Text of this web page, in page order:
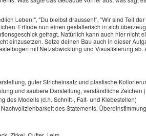
Leben!", "Du bleibst draussen!", "Wir sind Teil
Erfinde nun einen gestalterisch in sich
gefragt. Natürlich kann auch hier nicht
einzusetzen. Setze deinen Bau auch in dieser
mit Netzabwicklung und Visualisierung
guter Stricheinsatz und plastische
und saubere Darstellung, verständliche Zeichen
des Modells (d.h. Schnitt-, Falt- und Klebestellen)
des Statements,